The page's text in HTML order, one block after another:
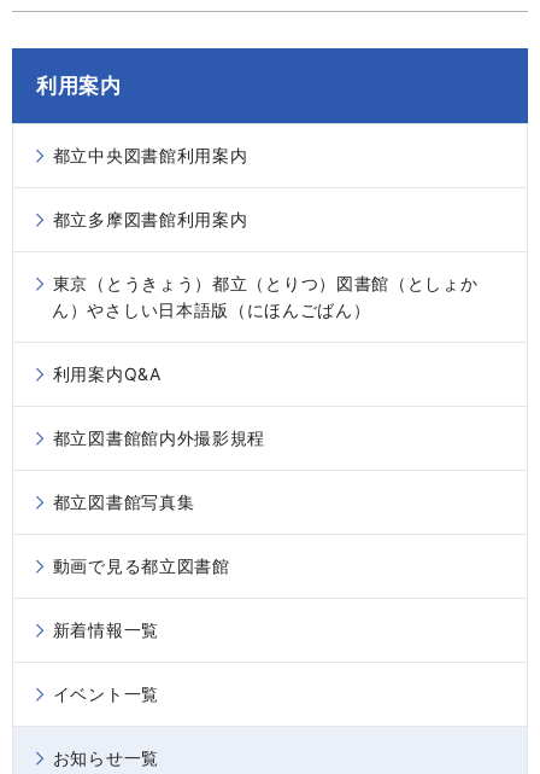
利用案内
都立中央図書館利用案内
都立多摩図書館利用案内
東京（とうきょう）都立（とりつ）図書館（としょか
ん）やさしい日本語版（にほんごばん）
利用案内Q&A
都立図書館館内外撮影規程
都立図書館写真集
動画で見る都立図書館
新着情報一覧
イベント一覧
お知らせ一覧